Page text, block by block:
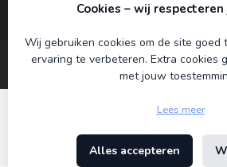
© Copyright 2026 Koning Bamboe -
Cookies – wij
Wij gebruiken cookies om de site
ervaring te verbeteren. Extra cookies
met jouw
Lees meer
Alles accepteren